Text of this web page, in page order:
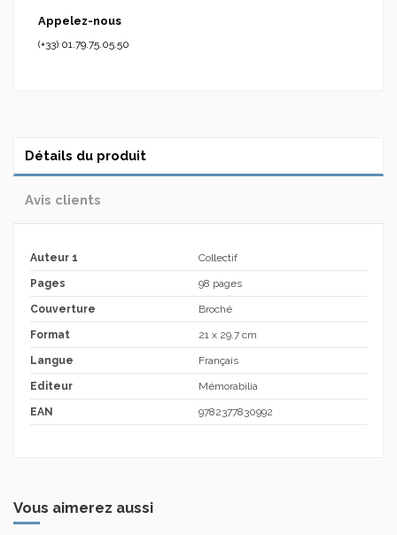
Appelez-nous
(+33) 01.79.75.05.50
Détails du produit
Avis clients
Auteur 1 Collectif
Pages 98 pages
Couverture Broché
Format 21 x 29.7 cm
Langue Français
Editeur Mémorabilia
EAN 9782377830992
Vous aimerez aussi